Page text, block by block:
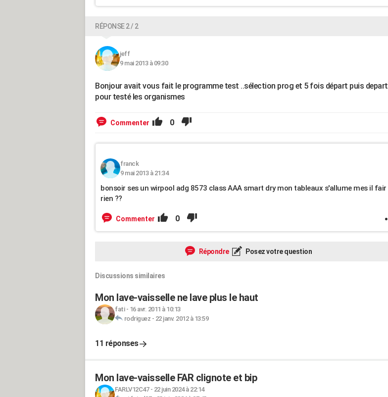
RÉPONSE 2 / 2
jeff
9 mai 2013 à 09:30
Bonjour avait vous fait le programme test ..sélection prog et 5 fois départ puis depart
pour testé les organismes
Commenter 0
franck
9 mai 2013 à 21:34
bonsoir ses un wirpool adg 8573 class AAA smart dry mon tableaux s'allume mes il fair
rien ??
Commenter 0
Répondre Posez votre question
Discussions similaires
Mon lave-vaisselle ne lave plus le haut
fati- 16 avr. 2011 à 10:13
rodriguez - 22 janv. 2012 à 13:59
11 réponses
Mon lave-vaisselle FAR clignote et bip
FARLV12C47- 22 juin 2024 à 22:14